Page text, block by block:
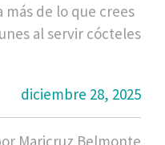
de lo que crees
al servir cócteles
diciembre 28, 2025